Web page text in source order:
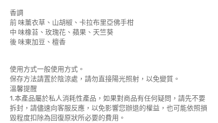
香調
前 味薰衣草、山胡椒、卡拉布里亞佛手柑
中 味橡苔、玫瑰花、蘋果、天竺葵
後 味東加豆、檀香
使用方式一般使用方式。
保存方法請置於陰涼處，請勿直接陽光照射，以免變質。
溫馨提醒
1.本產品屬於私人消耗性產品，如果對商品有任何疑問，請先不要
拆封，請儘速向客服反應，以免影響您辦退的權益，也可能依照損
毀程度扣除為回復原狀所必要的費用。